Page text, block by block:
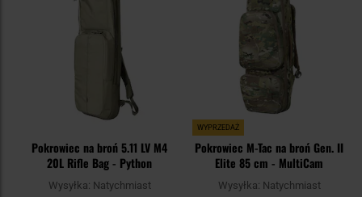
Pokrowiec na broń 5.11 LV M4
20L Rifle Bag - Python
Wysyłka: Natychmiast
WYPRZEDAŻ
Pokrowiec M-Tac na broń Gen. II
Elite 85 cm - MultiCam
Wysyłka: Natychmiast